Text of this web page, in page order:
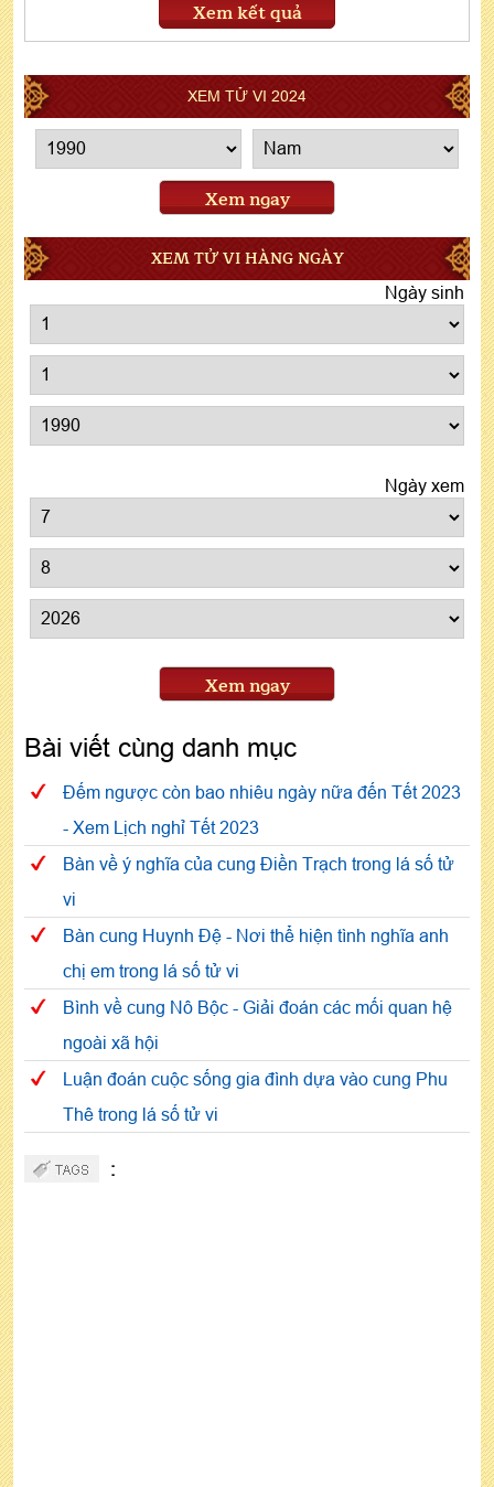
Xem kết quả
XEM TỬ VI 2024
Xem ngay
XEM TỬ VI HÀNG NGÀY
Ngày sinh
Ngày xem
Xem ngay
Bài viết cùng danh mục
Đếm ngược còn bao nhiêu ngày nữa đến Tết 2023
- Xem Lịch nghỉ Tết 2023
Bàn về ý nghĩa của cung Điền Trạch trong lá số tử
vi
Bàn cung Huynh Đệ - Nơi thể hiện tình nghĩa anh
chị em trong lá số tử vi
Bình về cung Nô Bộc - Giải đoán các mối quan hệ
ngoài xã hội
Luận đoán cuộc sống gia đình dựa vào cung Phu
Thê trong lá số tử vi
: